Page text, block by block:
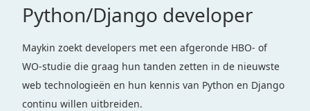
Python/Django developer
Maykin zoekt developers met een afgeronde HBO- of
WO-studie die graag hun tanden zetten in de nieuwste
web technologieën en hun kennis van Python en Django
continu willen uitbreiden.